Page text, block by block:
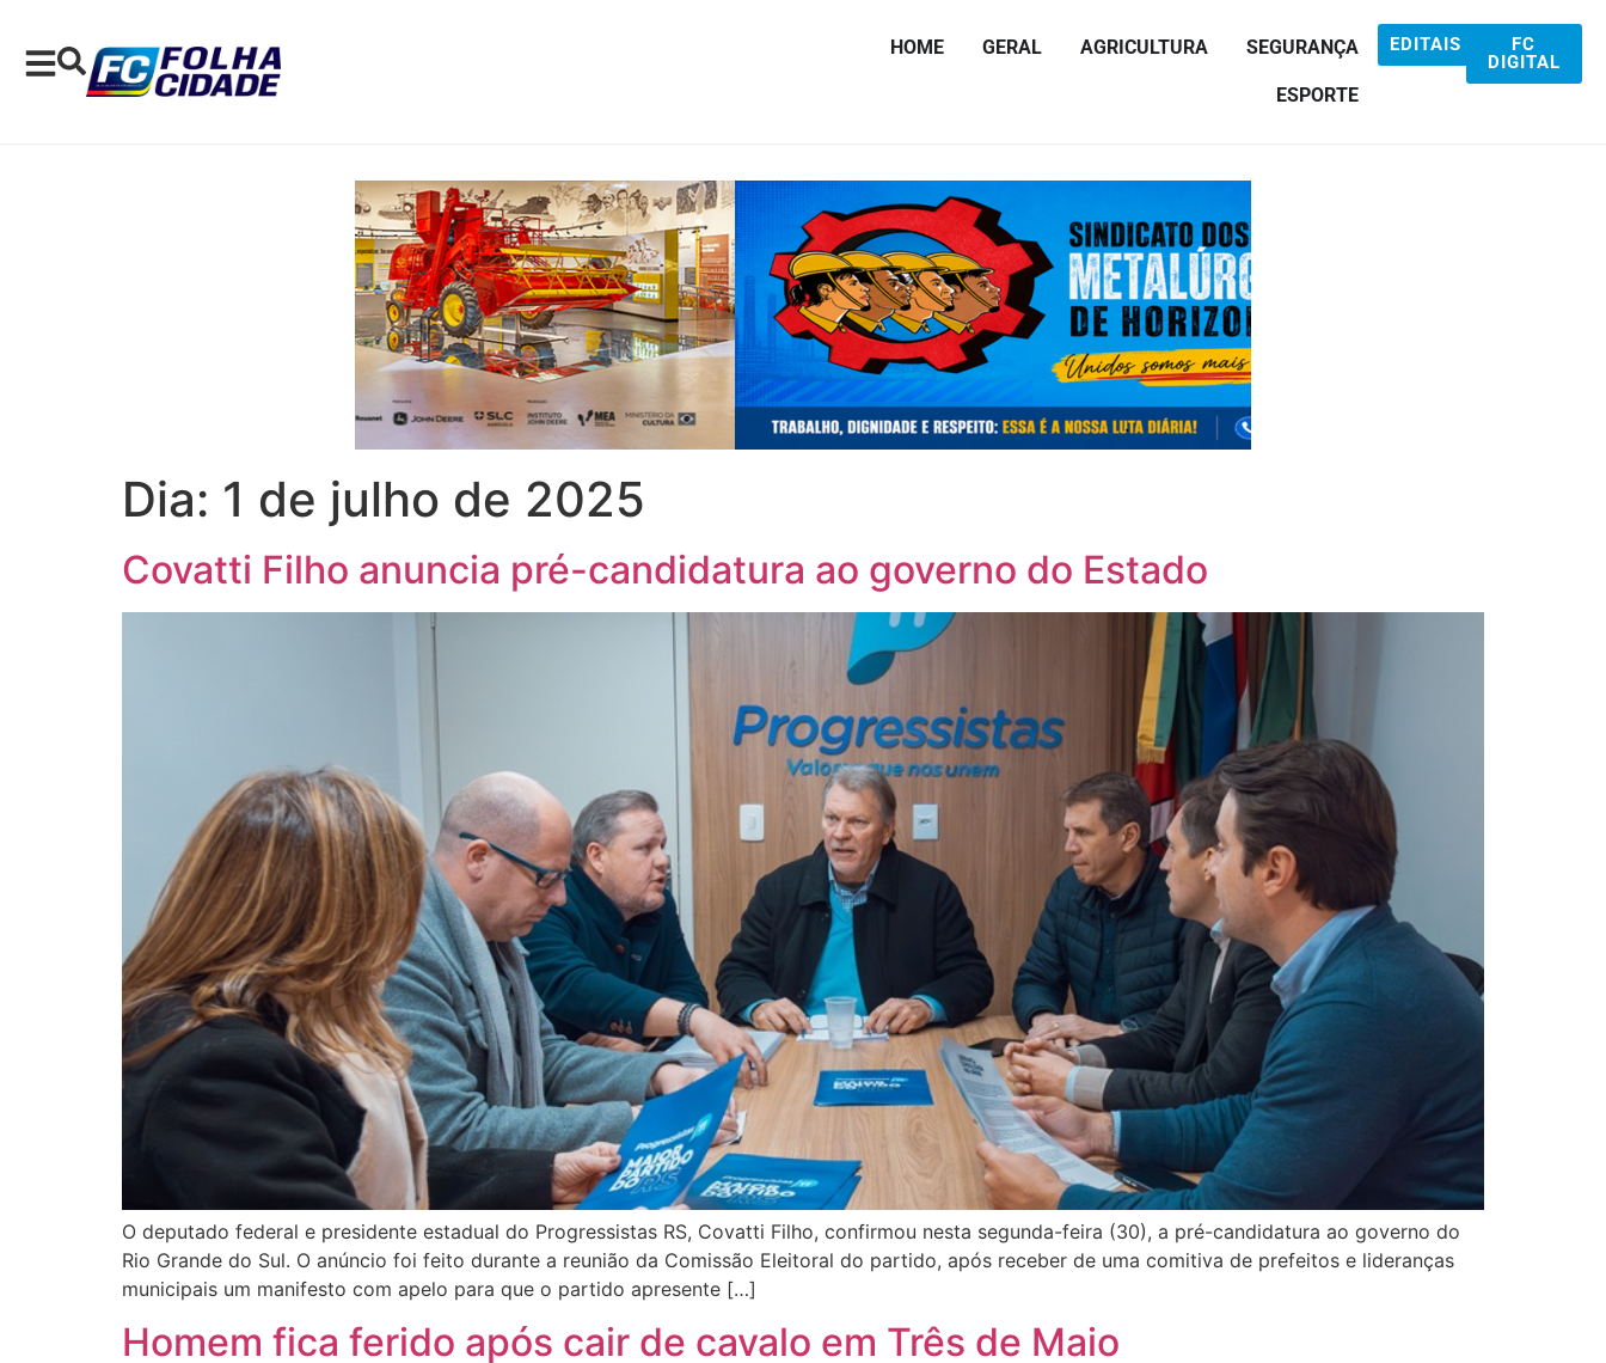
HOME GERAL AGRICULTURA SEGURANÇA
ESPORTE
EDITAIS
FC
DIGITAL
Dia: 1 de julho de 2025
Covatti Filho anuncia pré-candidatura ao governo do Estado
O deputado federal e presidente estadual do Progressistas RS, Covatti Filho, confirmou nesta segunda-feira (30), a pré-candidatura ao governo do
Rio Grande do Sul. O anúncio foi feito durante a reunião da Comissão Eleitoral do partido, após receber de uma comitiva de prefeitos e lideranças
municipais um manifesto com apelo para que o partido apresente […]
Homem fica ferido após cair de cavalo em Três de Maio